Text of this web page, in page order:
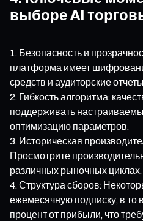
выборе AI
Безопасность и
платформа имеет
средств и аудиторские
Гибкость алгоритма:
поддерживать
оптимизацию параметров.
Историческая
Просмотрите
различных рыночных циклах.
Структура сборов:
ежемесячную подписку, в то
процент от прибыли, что